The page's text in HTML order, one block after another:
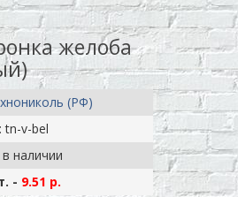
желоба
(РФ)
tn-v-bel
наличии
- 9.51 р.